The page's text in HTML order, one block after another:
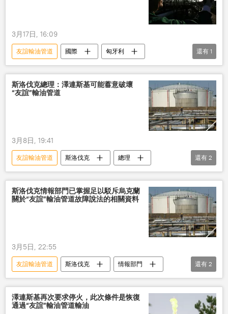
3月17日, 16:09
友誼輸油管道 國際
匈牙利
烏克蘭
能源
還有 1
斯洛伐克總理：澤連斯基可能蓄意破壞
“友誼”輸油管道
3月8日, 19:41
友誼輸油管道 斯洛伐克
總理
澤連斯基
破壞
還有 2
斯洛伐克情報部門已掌握足以駁斥烏克蘭
關於“友誼”輸油管道故障說法的相關資料
3月5日, 22:55
友誼輸油管道 斯洛伐克
情報部門
烏克蘭
故障
還有 2
澤連斯基再次要求停火，此次條件是恢復
通過“友誼”輸油管道輸油